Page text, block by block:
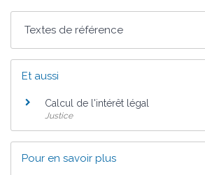
Textes de référence
Et aussi
Calcul de l'intérêt légal
Justice
Pour en savoir plus